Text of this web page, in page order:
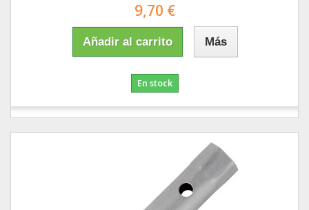
9,70 €
Añadir al carrito Más
En stock